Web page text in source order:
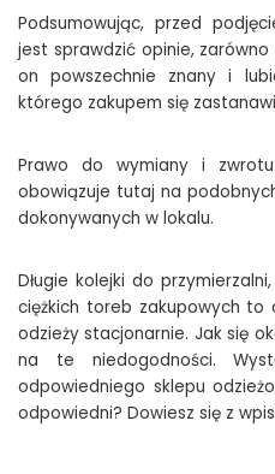
Podsumowując, przed
jest sprawdzić opinie,
on powszechnie znany i
którego zakupem się
Prawo do wymiany i
obowiązuje tutaj na
dokonywanych w lokalu.
Długie kolejki do
ciężkich toreb zakupowych to
odzieży stacjonarnie. Jak się
na te niedogodności.
odpowiedniego sklepu
odpowiedni? Dowiesz się z